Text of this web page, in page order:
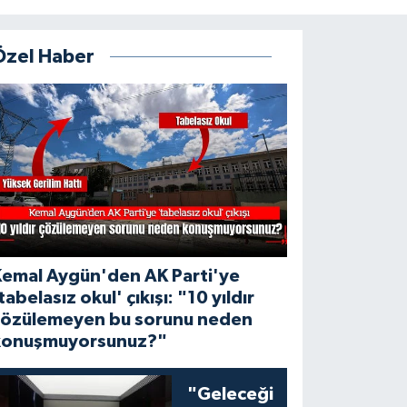
Haber
Aygün'den AK Parti'ye
okul' çıkışı: "10 yıldır
bu sorunu neden
"Geleceği